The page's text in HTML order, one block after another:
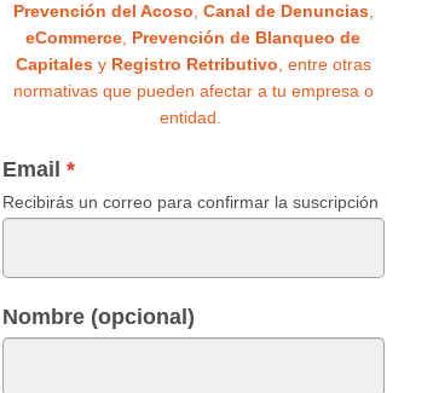
Prevención del Acoso, Canal de Denuncias,
eCommerce, Prevención de Blanqueo de
Capitalesy Registro Retributivo, entre otras
normativas que pueden afectar a tu empresa o
entidad.
Email
Recibirás un correo para confirmar la suscripción
Nombre (opcional)